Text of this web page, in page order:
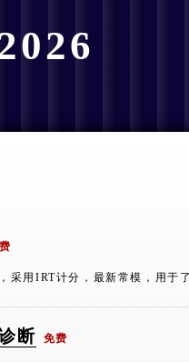
采用IRT计分，最新常模，用于
断 免费